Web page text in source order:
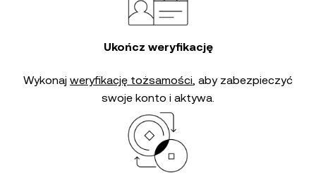
Ukończ weryfikację
Wykonaj weryfikację tożsamości, aby zabezpieczyć
swoje konto i aktywa.